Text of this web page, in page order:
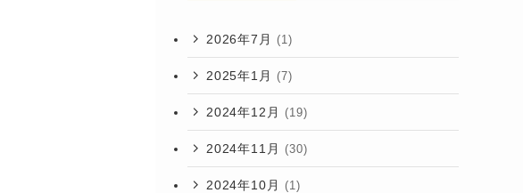
2026年7月 (1)
2025年1月 (7)
2024年12月 (19)
2024年11月 (30)
2024年10月 (1)